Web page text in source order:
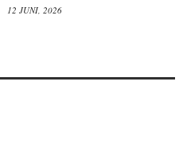
12 JUNI, 2026